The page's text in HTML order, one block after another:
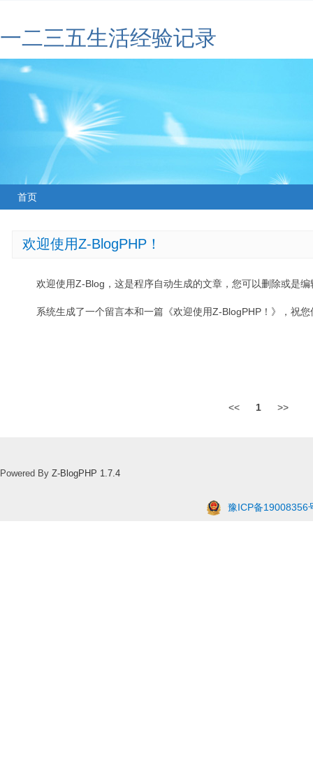
一二三五生活经验记录
首页
欢迎使用Z-BlogPHP！
欢迎使用Z-Blog，这是程序自动生成的文章，您可以删除或是编
系统生成了一个留言本和一篇《欢迎使用Z-BlogPHP！》，祝
<< 1 >>
Powered By Z-BlogPHP 1.7.4
豫ICP备19008356